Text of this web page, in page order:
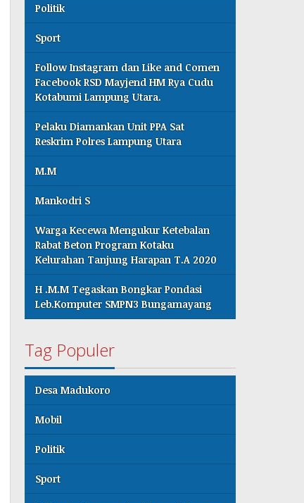
Politik
Sport
Follow Instagram dan Like and Comen
Facebook RSD Mayjend HM Rya Cudu
Kotabumi Lampung Utara.
Pelaku Diamankan Unit PPA Sat
Reskrim Polres Lampung Utara
M.M
Mankodri S
Warga Kecewa Mengukur Ketebalan
Rabat Beton Program Kotaku
Kelurahan Tanjung Harapan T.A 2020
H .M.M Tegaskan Bongkar Pondasi
Leb.Komputer SMPN3 Bungamayang
Tag Populer
Desa Madukoro
Mobil
Politik
Sport